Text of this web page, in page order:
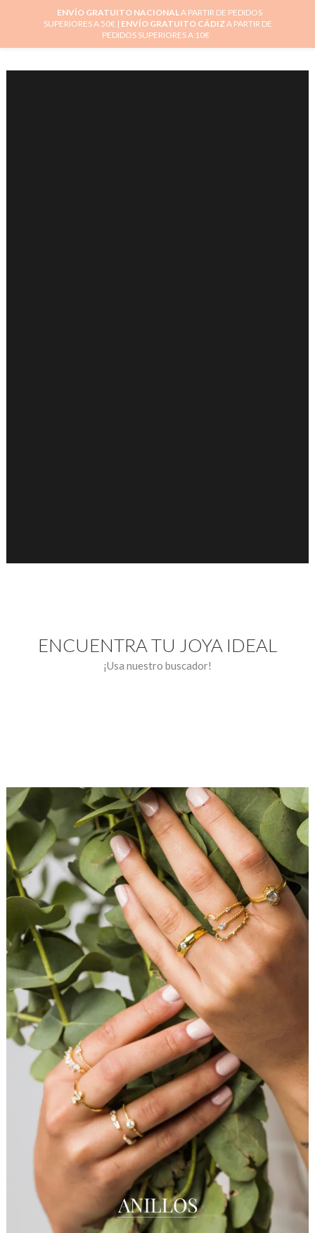
ENCUENTRA TU JOYA IDEAL
¡Usa nuestro buscador!
ENVÍO GRATUITO NACIONALA PARTIR DE PEDIDOS
SUPERIORES A 50€ | ENVÍO GRATUITO CÁDIZA PARTIR DE
PEDIDOS SUPERIORES A 10€